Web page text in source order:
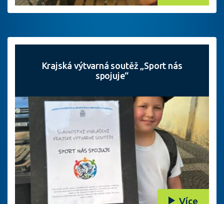
Krajská výtvarná soutěž „Sport nás
spojuje“
Více